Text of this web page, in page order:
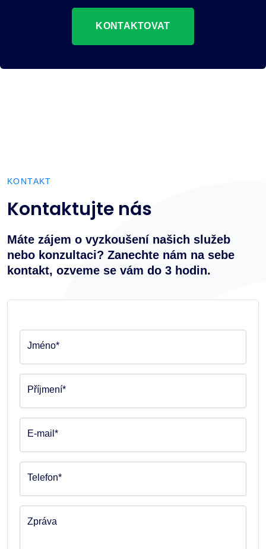
KONTAKTOVAT
KONTAKT
Kontaktujte nás
Máte zájem o vyzkoušení našich služeb
nebo konzultaci? Zanechte nám na sebe
kontakt, ozveme se vám do 3 hodin.
Jméno*
Příjmení*
E-mail*
Telefon*
Zpráva